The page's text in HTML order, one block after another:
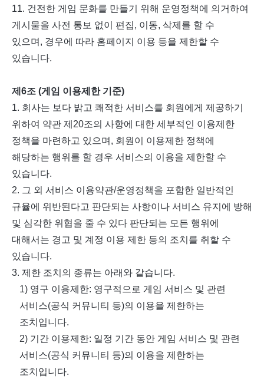
11. 건전한 게임 문화를 만들기 위해 운영정책에 의거하여
게시물을 사전 통보 없이 편집, 이동, 삭제를 할 수
있으며 , 경우에 따라 홈페이지 이용 등을 제한할 수
있습니다.
제 6조 (게임 이용제한 기준)
1. 회사는 보다 밝고 쾌적한 서비스를 회원에게 제공하기
위하여 약관 제 20조의 사항에 대한 세부적인 이용제한
정책을 마련하고 있으며 , 회원이 이용제한 정책에
해당하는 행위를 할 경우 서비스의 이용을 제한할 수
있습니다.
2. 그 외 서비스 이용약관/운영정책을 포함한 일반적인
규율에 위반된다고 판단되는 사항이나 서비스 유지에 방해
및 심각한 위협을 줄 수 있다 판단되는 모든 행위에
대해서는 경고 및 계정 이용 제한 등의 조치를 취할 수
있습니다.
3. 제한 조치의 종류는 아래와 같습니다.
1) 영구 이용제한: 영구적으로 게임 서비스 및 관련
서비스(공식 커뮤니티 등)의 이용을 제한하는
조치입니다.
2) 기간 이용제한: 일정 기간 동안 게임 서비스 및 관련
서비스(공식 커뮤니티 등)의 이용을 제한하는
조치입니다.